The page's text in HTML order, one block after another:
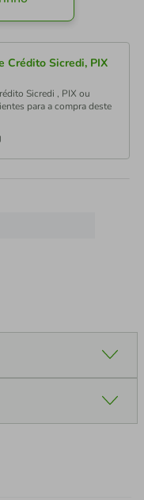
Crédito Sicredi, PIX
Sicredi , PIX ou
para a compra deste